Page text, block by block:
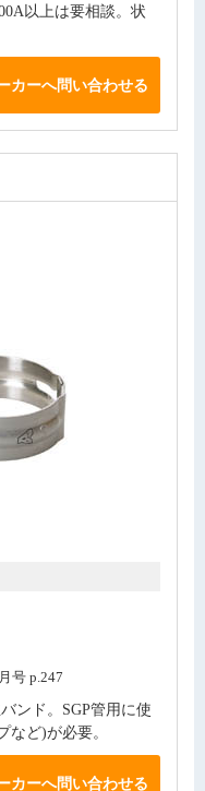
以上は要相談。状
カーへ問い合わせる
号 p.247
ンド。SGP管用に使
など)が必要。
カーへ問い合わせる